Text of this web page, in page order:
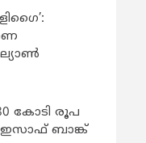
കോടി രൂപ
ഇസാഫ് ബാങ്ക്